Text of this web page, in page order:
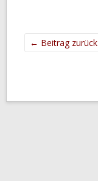
← Beitrag zurück